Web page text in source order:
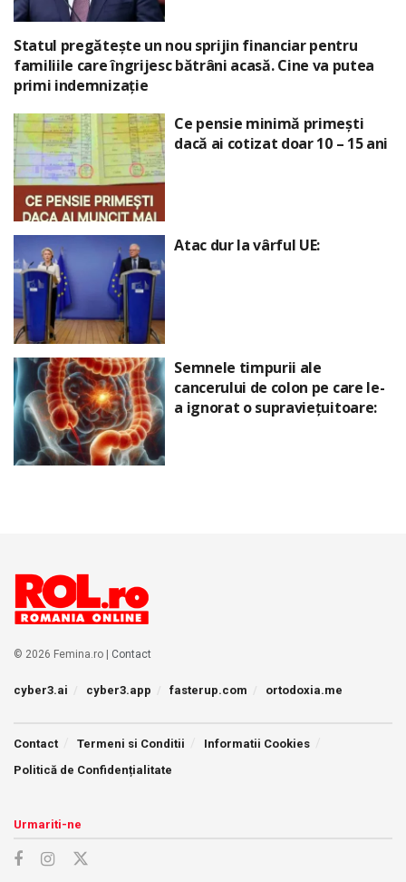
Statul pregătește un nou sprijin financiar pentru
familiile care îngrijesc bătrâni acasă. Cine va putea
primi indemnizație
Ce pensie minimă primești
dacă ai cotizat doar 10 – 15 ani
Atac dur la vârful UE:
Semnele timpurii ale
cancerului de colon pe care le-
a ignorat o supraviețuitoare:
© 2026 Femina.ro | Contact
cyber3.ai cyber3.app fasterup.com ortodoxia.me
Contact Termeni si Conditii
Informatii Cookies
Politică de Confidențialitate
Urmariti-ne